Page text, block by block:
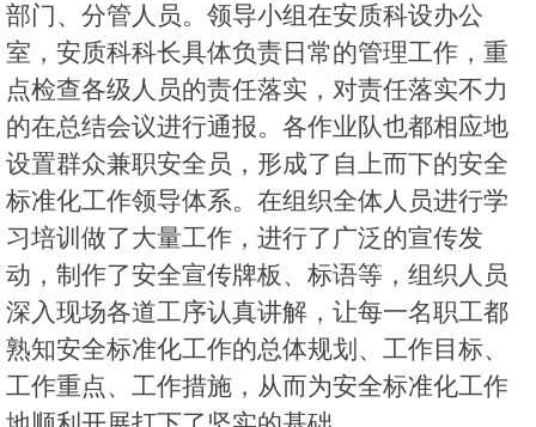
部门、分管人员。领导小组在安质科设办公
室，安质科科长具体负责日常的管理工作，重
点检查各级人员的责任落实，对责任落实不力
的在总结会议进行通报。各作业队也都相应地
设置群众兼职安全员，形成了自上而下的安全
标准化工作领导体系。在组织全体人员进行学
习培训做了大量工作，进行了广泛的宣传发
动，制作了安全宣传牌板、标语等，组织人员
深入现场各道工序认真讲解，让每一名职工都
熟知安全标准化工作的总体规划、工作目标、
工作重点、工作措施，从而为安全标准化工作